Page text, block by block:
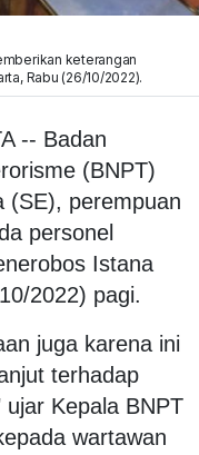
keterangan
Rabu (26/10/2022).
-- Badan
(BNPT)
(SE), perempuan
personel
Istana
2022) pagi.
juga karena ini
terhadap
Kepala BNPT
wartawan